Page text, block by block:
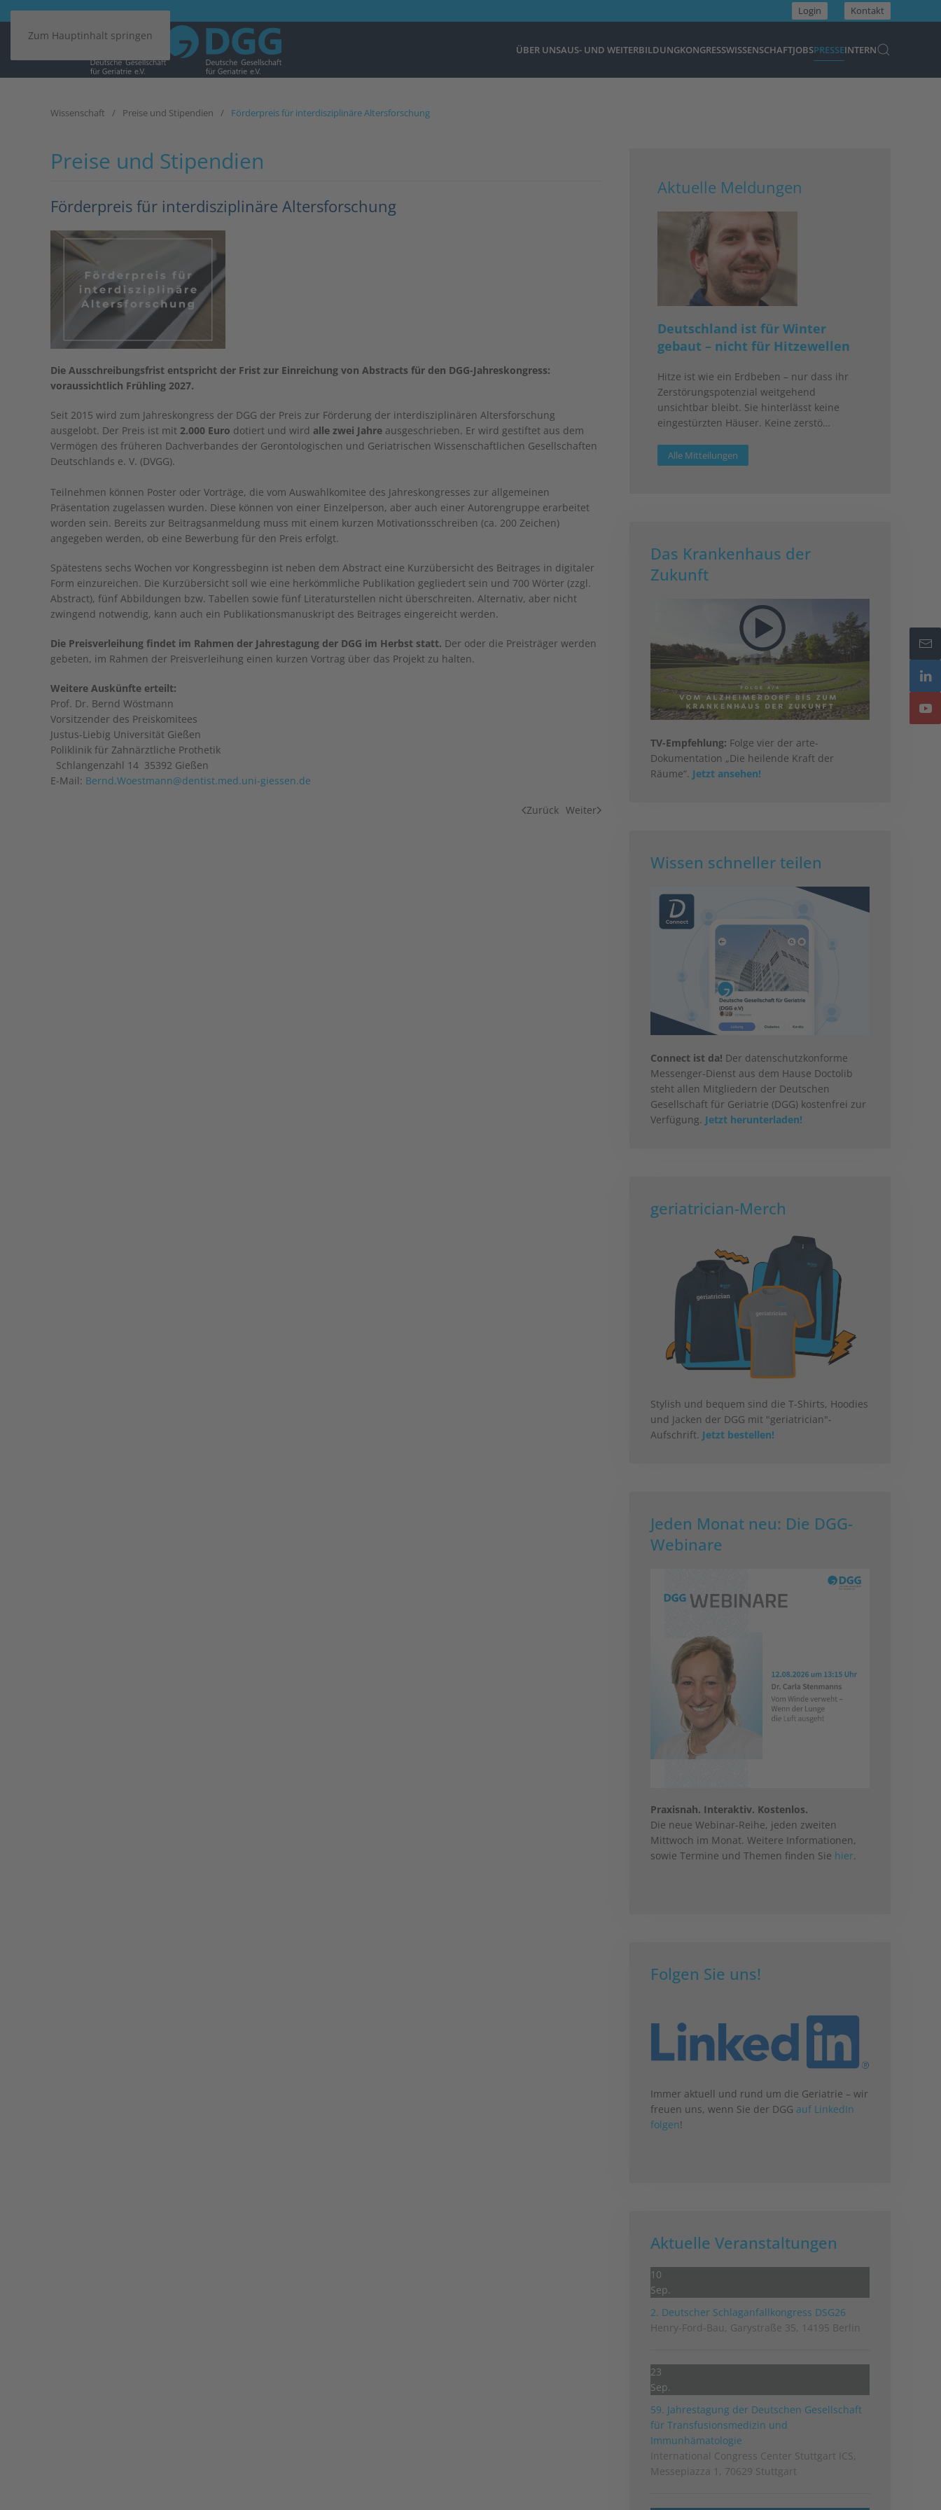
Zum Hauptinhalt springen
Login Kontakt
ÜBER UNSAUS- UND WEITERBILDUNGKONGRESSWISSENSCHAFTJOBSPRESSEINTERN
Wissenschaft Preise und Stipendien Förderpreis für interdisziplinäre Altersforschung
Preise und Stipendien
Förderpreis für interdisziplinäre Altersforschung
Die Ausschreibungsfrist entspricht der Frist zur Einreichung von Abstracts für den DGG-Jahreskongress:
voraussichtlich Frühling 2027.
Seit 2015 wird zum Jahreskongress der DGG der Preis zur Förderung der interdisziplinären Altersforschung
ausgelobt. Der Preis ist mit 2.000 Euro dotiert und wird alle zwei Jahre ausgeschrieben. Er wird gestiftet aus dem
Vermögen des früheren Dachverbandes der Gerontologischen und Geriatrischen Wissenschaftlichen Gesellschaften
Deutschlands e. V. (DVGG).
Teilnehmen können Poster oder Vorträge, die vom Auswahlkomitee des Jahreskongresses zur allgemeinen
Präsentation zugelassen wurden. Diese können von einer Einzelperson, aber auch einer Autorengruppe erarbeitet
worden sein. Bereits zur Beitragsanmeldung muss mit einem kurzen Motivationsschreiben (ca. 200 Zeichen)
angegeben werden, ob eine Bewerbung für den Preis erfolgt.
Spätestens sechs Wochen vor Kongressbeginn ist neben dem Abstract eine Kurzübersicht des Beitrages in digitaler
Form einzureichen. Die Kurzübersicht soll wie eine herkömmliche Publikation gegliedert sein und 700 Wörter (zzgl.
Abstract), fünf Abbildungen bzw. Tabellen sowie fünf Literaturstellen nicht überschreiten. Alternativ, aber nicht
zwingend notwendig, kann auch ein Publikationsmanuskript des Beitrages eingereicht werden.
Die Preisverleihung findet im Rahmen der Jahrestagung der DGG im Herbst statt. Der oder die Preisträger werden
gebeten, im Rahmen der Preisverleihung einen kurzen Vortrag über das Projekt zu halten.
Weitere Auskünfte erteilt:
Prof. Dr. Bernd Wöstmann
Vorsitzender des Preiskomitees
Justus-Liebig Universität Gießen
Poliklinik für Zahnärztliche Prothetik
Schlangenzahl 14 35392 Gießen
E-Mail: Bernd.Woestmann@dentist.med.uni-giessen.de
Zurück Weiter
Aktuelle Meldungen
Deutschland ist für Winter
gebaut – nicht für Hitzewellen
Hitze ist wie ein Erdbeben – nur dass ihr
Zerstörungspotenzial weitgehend
unsichtbar bleibt. Sie hinterlässt keine
eingestürzten Häuser. Keine zerstö…
Alle Mitteilungen
Das Krankenhaus der
Zukunft
TV-Empfehlung: Folge vier der arte-
Dokumentation „Die heilende Kraft der
Räume“. Jetzt ansehen!
Wissen schneller teilen
Connect ist da! Der datenschutzkonforme
Messenger-Dienst aus dem Hause Doctolib
steht allen Mitgliedern der Deutschen
Gesellschaft für Geriatrie (DGG) kostenfrei zur
Verfügung. Jetzt herunterladen!
geriatrician-Merch
Stylish und bequem sind die T-Shirts, Hoodies
und Jacken der DGG mit "geriatrician"-
Aufschrift. Jetzt bestellen!
Jeden Monat neu: Die DGG-
Webinare
Praxisnah. Interaktiv. Kostenlos.
Die neue Webinar-Reihe, jeden zweiten
Mittwoch im Monat. Weitere Informationen,
sowie Termine und Themen finden Sie hier.
Folgen Sie uns!
Immer aktuell und rund um die Geriatrie – wir
freuen uns, wenn Sie der DGG auf LinkedIn
folgen!
Aktuelle Veranstaltungen
10
Sep.
2. Deutscher Schlag­anfall­kongress DSG26
Henry-Ford-Bau, Garystraße 35, 14195 Berlin
23
Sep.
59. Jahrestagung der Deutschen Gesellschaft
für Transfusionsmedizin und
Immunhämatologie
International Congress Center Stuttgart ICS,
Messepiazza 1, 70629 Stuttgart